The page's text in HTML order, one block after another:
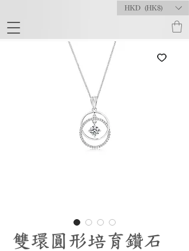
HKD (HK$)
雙環圓形培育鑽石